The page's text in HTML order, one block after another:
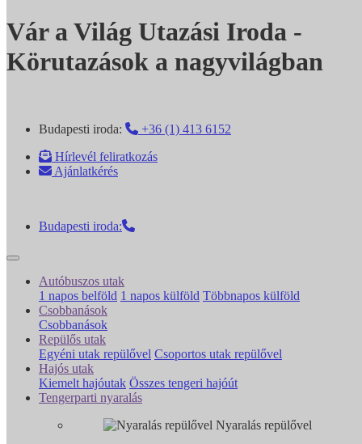
Vár a Világ Utazási Iroda -
Körutazások a nagyvilágban
Budapesti iroda:
+36 (1) 413 6152
Hírlevél feliratkozás
Ajánlatkérés
Budapesti iroda:
Autóbuszos utak
1 napos belföld 1 napos külföld Többnapos külföld
Csobbanások
Csobbanások
Repülős utak
Egyéni utak repülővel Csoportos utak repülővel
Hajós utak
Kiemelt hajóutak Összes tengeri hajóút
Tengerparti nyaralás
Nyaralás repülővel